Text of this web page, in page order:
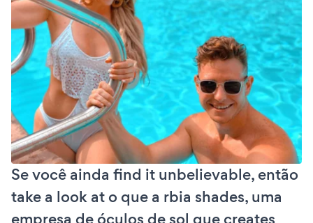
Se você ainda find it unbelievable, então
take a look at o que a rbia shades, uma